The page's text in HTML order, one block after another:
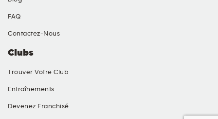
Clubs
Trouver Votre Club
Entraînements
Devenez Franchisé
FAQ
Contactez-Nous